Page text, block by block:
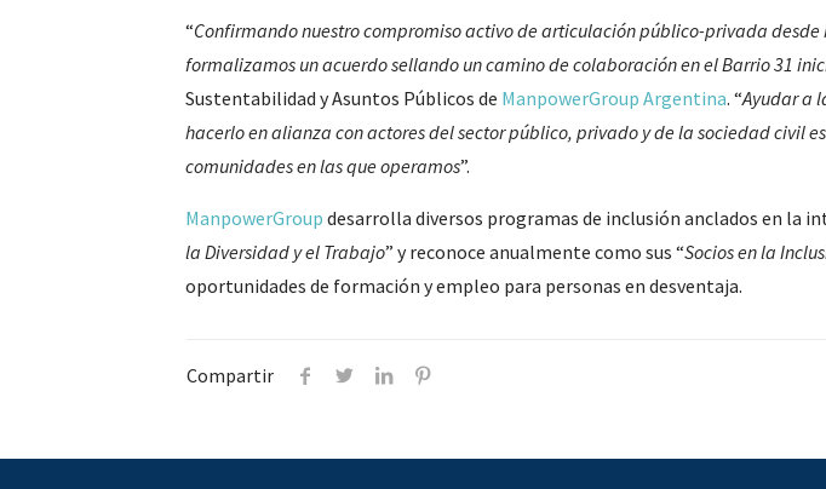
“Confirmando nuestro compromiso activo de articulación público-privada desde
formalizamos un acuerdo sellando un camino de colaboración en el Barrio 31
Sustentabilidad y Asuntos Públicos de ManpowerGroup Argentina. “Ayudar a
hacerlo en alianza con actores del sector público, privado y de la sociedad civil
comunidades en las que operamos”.
ManpowerGroup desarrolla diversos programas de inclusión anclados en la
la Diversidad y el Trabajo” y reconoce anualmente como sus “Socios en la
oportunidades de formación y empleo para personas en desventaja.
Compartir